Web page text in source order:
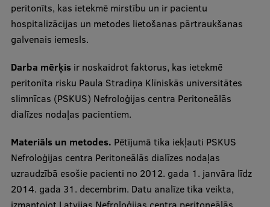
Strategy
Structure
History
Visual Identity
RSU Great Hall
Development and research projects
peritonīts, kas ietekmē mirstību un ir pacientu
hospitalizācijas un metodes lietošanas pārtraukšanas
galvenais iemesls.
Darba mērķisir noskaidrot faktorus, kas ietekmē
peritonīta risku Paula Stradiņa Klīniskās universitātes
slimnīcas (PSKUS) Nefroloģijas centra Peritoneālās
dialīzes nodaļas pacientiem.
Materiāls un metodes. Pētījumā tika iekļauti PSKUS
Nefroloģijas centra Peritoneālās dialīzes nodaļas
uzraudzībā esošie pacienti no 2012. gada 1. janvāra līdz
2014. gada 31. decembrim. Datu analīze tika veikta,